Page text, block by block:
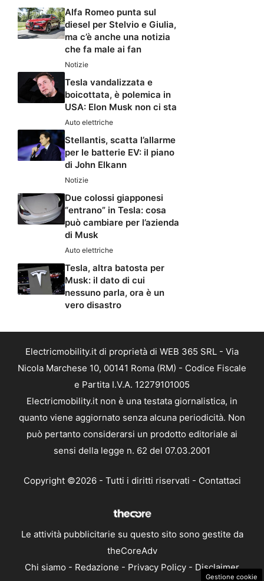
Alfa Romeo punta sul
diesel per Stelvio e Giulia,
ma c’è anche una notizia
che fa male ai fan
Notizie
Tesla vandalizzata e
boicottata, è polemica in
USA: Elon Musk non ci sta
Auto elettriche
Stellantis, scatta l’allarme
per le batterie EV: il piano
di John Elkann
Notizie
Due colossi giapponesi
“entrano” in Tesla: cosa
può cambiare per l’azienda
di Musk
Auto elettriche
Tesla, altra batosta per
Musk: il dato di cui
nessuno parla, ora è un
vero disastro
Electricmobility.it di proprietà di WEB 365 SRL - Via
Nicola Marchese 10, 00141 Roma (RM) - Codice Fiscale
e Partita I.V.A. 12279101005
Electricmobility.it non è una testata giornalistica, in
quanto viene aggiornato senza alcuna periodicità. Non
può pertanto considerarsi un prodotto editoriale ai
sensi della legge n. 62 del 07.03.2001
Copyright ©2026 - Tutti i diritti riservati - Contattaci
Le attività pubblicitarie su questo sito sono gestite da
theCoreAdv
Chi siamo - Redazione - Privacy Policy - Disclaimer
Gestione cookie